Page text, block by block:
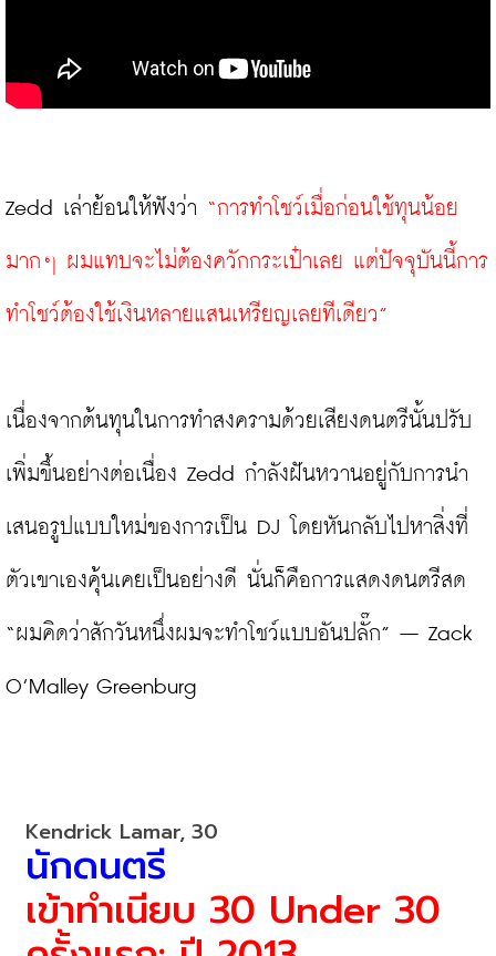
Zedd เล่าย้อนให้ฟังว่า “การทำโชว์เมื่อก่อนใช้ทุนน้อย
มากๆ ผมแทบจะไม่ต้องควักกระเป๋าเลย แต่ปัจจุบันนี้การ
ทำโชว์ต้องใช้เงินหลายแสนเหรียญเลยทีเดียว”
เนื่องจากต้นทุนในการทำสงครามด้วยเสียงดนตรีนั้นปรับ
เพิ่มขึ้นอย่างต่อเนื่อง Zedd กำลังฝันหวานอยู่กับการนำ
เสนอรูปแบบใหม่ของการเป็น DJ โดยหันกลับไปหาสิ่งที่
ตัวเขาเองคุ้นเคยเป็นอย่างดี นั่นก็คือการแสดงดนตรีสด
“ผมคิดว่าสักวันหนึ่งผมจะทำโชว์แบบอันปลั๊ก” – Zack
O’Malley Greenburg
นักดนตรี
เข้าทำเนียบ 30 Under 30